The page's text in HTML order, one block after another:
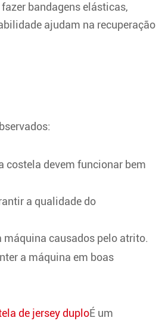
bandagens elásticas,
ajudam na recuperação
costela devem funcionar bem
a qualidade do
causados pelo atrito.
a máquina em boas
de jersey duploÉ um